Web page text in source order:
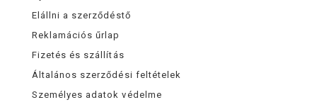
Elállni a szerződéstő
Reklamációs űrlap
Fizetés és szállítás
Általános szerződési feltételek
Személyes adatok védelme